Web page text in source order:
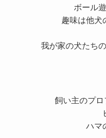
ボール
趣味は他犬
我が家の犬たち
飼い主のプ
ハマ